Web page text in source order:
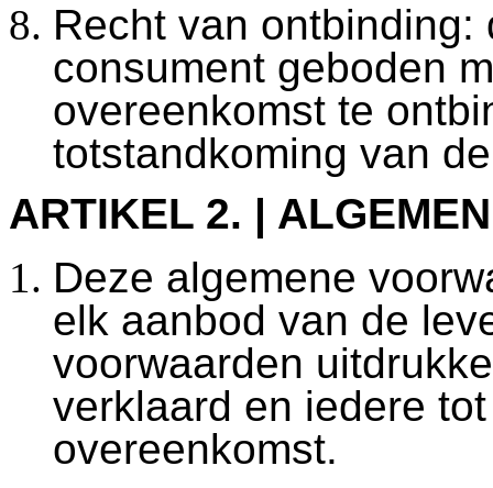
Recht van
consument geboden
overeenkomst te
totstandkoming van
ARTIKEL 2. |
Deze algemene
elk aanbod van de
voorwaarden
verklaard en iedere
overeenkomst.